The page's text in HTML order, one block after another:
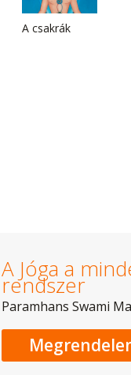
A csakrák
A Jóga a
rendszer
Paramhans Swami